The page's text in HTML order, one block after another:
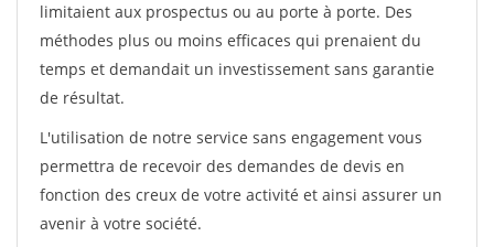
limitaient aux prospectus ou au porte à porte. Des
méthodes plus ou moins efficaces qui prenaient du
temps et demandait un investissement sans garantie
de résultat.
L'utilisation de notre service sans engagement vous
permettra de recevoir des demandes de devis en
fonction des creux de votre activité et ainsi assurer un
avenir à votre société.